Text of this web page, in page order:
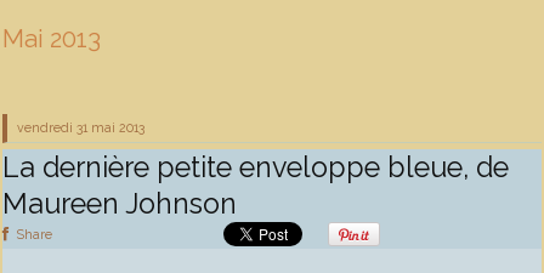
Mai 2013
vendredi 31 mai 2013
La dernière petite enveloppe bleue, de
Maureen Johnson
Share